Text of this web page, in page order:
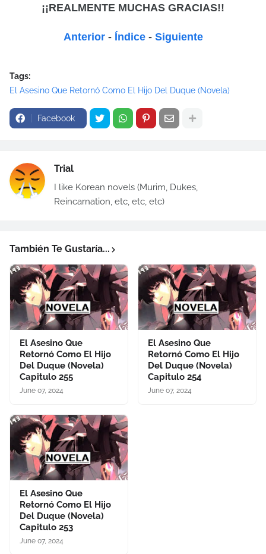
¡¡REALMENTE MUCHAS GRACIAS!!
Anterior - Índice - Siguiente
Tags:
El Asesino Que Retornó Como El Hijo Del Duque (Novela)
Facebook
Trial
I like Korean novels (Murim, Dukes,
Reincarnation, etc, etc, etc)
También Te Gustaría...
El Asesino Que
Retornó Como El Hijo
Del Duque (Novela)
Capitulo 255
June 07, 2024
El Asesino Que
Retornó Como El Hijo
Del Duque (Novela)
Capitulo 254
June 07, 2024
El Asesino Que
Retornó Como El Hijo
Del Duque (Novela)
Capitulo 253
June 07, 2024